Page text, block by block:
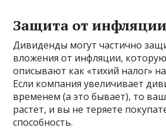
Защита от инфляции
Дивиденды могут частично
вложения от инфляции,
описывают как «тихий налог»
Если компания увеличивает
временем (а это бывает), то
растет, и вы не теряете
способность.